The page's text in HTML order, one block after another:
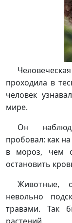
проходила в
человек
мире.
Он
пробовал: как
в мороз, чем
остановить
Животные,
невольно
травами. Так